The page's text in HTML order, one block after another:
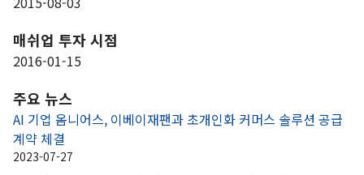
매쉬업 투자 시점
2016-01-15
주요 뉴스
AI 기업 옴니어스, 이베이재팬과 초개인화 커머스 솔루션 공급
계약 체결
2023-07-27